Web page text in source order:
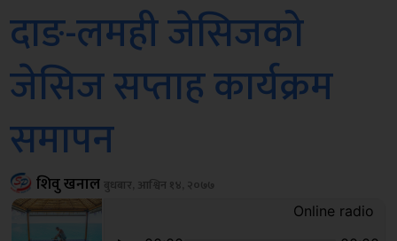
दाङ-लमही जेसिजको
जेसिज सप्ताह कार्यक्रम
समापन
शिवु खनालबुधबार, आश्विन १४, २०७७